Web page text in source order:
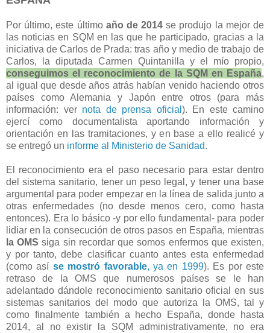
Por último, este último año de 2014 se produjo la mejor de
las noticias en SQM en las que he participado, gracias a la
iniciativa de Carlos de Prada: tras año y medio de trabajo de
Carlos, la diputada Carmen Quintanilla y el mío propio,
conseguimos el reconocimiento de la SQM en España,
al igual que desde años atrás habían venido haciendo otros
países como Alemania y Japón entre otros (para más
información: ver nota de prensa oficial ). En este camino
ejercí como documentalista aportando información y
orientación en las tramitaciones, y en base a ello realicé y
se entregó un informe al Ministerio de Sanidad.
El reconocimiento era el paso necesario para estar dentro
del sistema sanitario, tener un peso legal, y tener una base
argumental para poder empezar en la línea de salida junto a
otras enfermedades (no desde menos cero, como hasta
entonces). Era lo básico -y por ello fundamental- para poder
lidiar en la consecución de otros pasos en España, mientras
la OMS siga sin recordar que somos enfermos que existen,
y por tanto, debe clasificar cuanto antes esta enfermedad
(como así se mostró favorable, ya en 1999). Es por este
retraso de la OMS que numerosos países se le han
adelantado dándole reconocimiento sanitario oficial en sus
sistemas sanitarios del modo que autoriza la OMS, tal y
como finalmente también a hecho España, donde hasta
2014, al no existir la SQM administrativamente, no era